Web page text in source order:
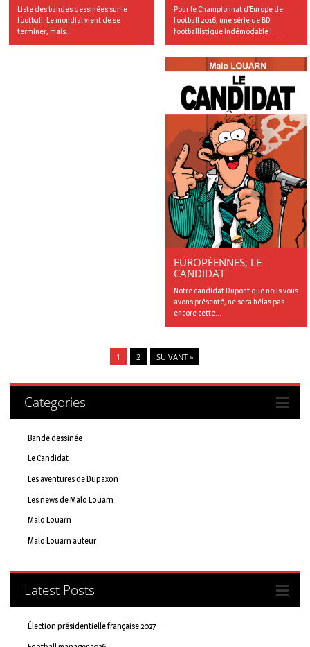
Pour le Championnat d’Europe de
football 2016, une série de BD
footballistique indémodable !...
Liste des bandes dessinées sur le
football. Le mondial vient de se
terminer, mais...
EUROPÉENNES, LE
CANDIDAT
Notre candidat Dupont que nous vous
avons présenté, ne sera hélas pas
encore cette...
1 2 SUIVANT »
Categories
Bande dessinée
Le Candidat
Les aventures de Dupaxon
Les news de Malo Louarn
Malo Louarn
Malo Louarn auteur
Latest Posts
Élection présidentielle française 2027